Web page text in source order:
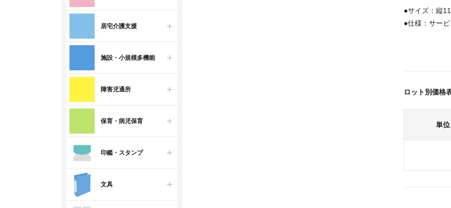
居宅介護支援
施設・小規模多機能
障害児通所
保育・病児保育
印鑑・スタンプ
文具
●サイズ：縦
●仕様：サー
ロット別価格
単位